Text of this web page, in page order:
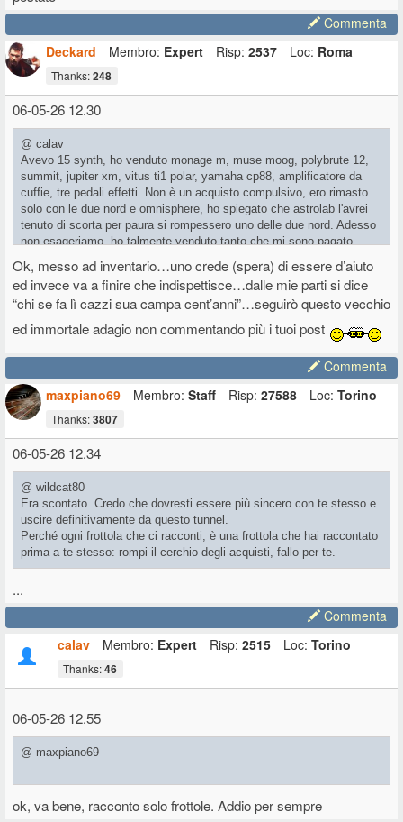
Commenta
Deckard
Membro: Expert Risp: 2537 Loc: Roma
Thanks:248
06-05-26 12.30
@ calav
Avevo 15 synth, ho venduto monage m, muse moog, polybrute 12,
summit, jupiter xm, vitus ti1 polar, yamaha cp88, amplificatore da
cuffie, tre pedali effetti. Non è un acquisto compulsivo, ero rimasto
solo con le due nord e omnisphere, ho spiegato che astrolab l'avrei
tenuto di scorta per paura si rompessero uno delle due nord. Adesso
non esageriamo, ho talmente venduto tanto che mi sono pagato
rimasto. Poi non ho comprato una tastiera da 3000 euro, se volete
essere polemici fatelo pure, tanto è sempre così. Se vi dà fatidio
piuttosto astenetevi a commentare, io ho chiesto informazioni di
contenuto tecnico, e, se volevo prendere in giro non avrei postato
Ok, messo ad inventario…uno crede (spera) di essere d’aiuto
ed invece va a finire che indispettisce…dalle mie parti si dice
“chi se fa lì cazzi sua campa cent’anni”…seguirò questo vecchio
ed immortale adagio non commentando più i tuoi post
Commenta
maxpiano69
Membro: Staff Risp: 27588 Loc: Torino
Thanks:3807
06-05-26 12.34
@ wildcat80
Era scontato. Credo che dovresti essere più sincero con te stesso e
uscire definitivamente da questo tunnel.
Perché ogni frottola che ci racconti, è una frottola che hai raccontato
prima a te stesso: rompi il cerchio degli acquisti, fallo per te.
...
Commenta
calav
Membro: Expert Risp: 2515 Loc: Torino
Thanks:46
06-05-26 12.55
@ maxpiano69
...
ok, va bene, racconto solo frottole. Addio per sempre